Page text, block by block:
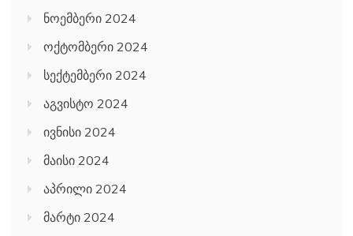
ნოემბერი 2024
ოქტომბერი 2024
სექტემბერი 2024
აგვისტო 2024
ივნისი 2024
მაისი 2024
აპრილი 2024
მარტი 2024